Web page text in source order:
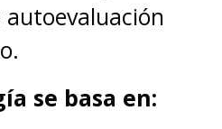
se basa en: